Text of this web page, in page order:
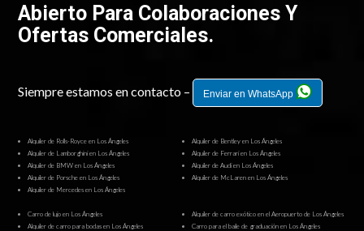
Abierto Para Colaboraciones Y
Ofertas Comerciales.
Siempre estamos en contacto – Enviar en WhatsApp
Alquiler de Rolls-Royce en Los Ángeles
Alquiler de Bentley en Los Ángeles
Alquiler de Lamborghini en Los Ángeles
Alquiler de Ferrari en Los Ángeles
Alquiler de BMW en Los Ángeles
Alquiler de Audi en Los Ángeles
Alquiler de Porsche en Los Ángeles
Alquiler de McLaren en Los Ángeles
Alquiler de Mercedes en Los Ángeles
Carro de lujo en Los Ángeles
Alquiler de carro exótico en el Aeropuerto de Los Ángeles
Alquiler de carro para bodas en Los Ángeles
Carro para el baile de graduación en Los Ángeles